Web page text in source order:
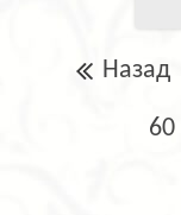
Назад
60